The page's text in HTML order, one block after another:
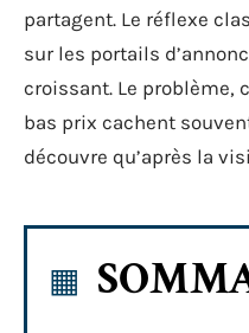
partagent. Le réflexe
sur les portails
croissant. Le problème,
bas prix cachent
découvre qu’après la